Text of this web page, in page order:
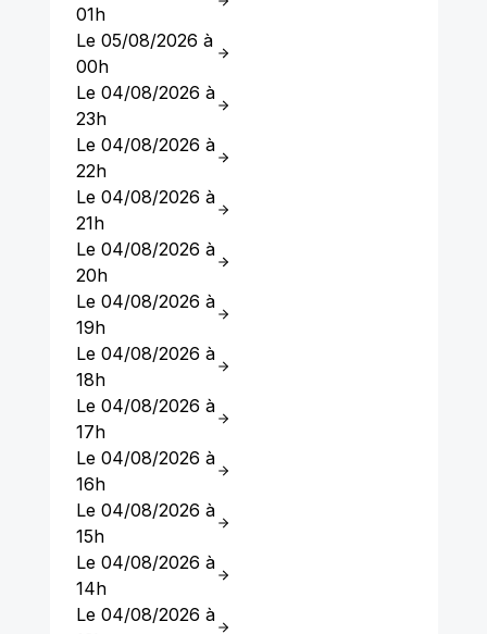
01h
Le 05/08/2026 à
00h
Le 04/08/2026 à
23h
Le 04/08/2026 à
22h
Le 04/08/2026 à
21h
Le 04/08/2026 à
20h
Le 04/08/2026 à
19h
Le 04/08/2026 à
18h
Le 04/08/2026 à
17h
Le 04/08/2026 à
16h
Le 04/08/2026 à
15h
Le 04/08/2026 à
14h
Le 04/08/2026 à